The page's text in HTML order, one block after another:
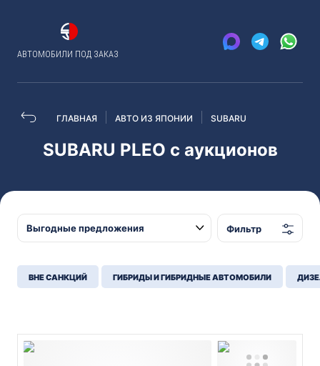
АВТОМОБИЛИ ПОД ЗАКАЗ
ГЛАВНАЯ АВТО ИЗ ЯПОНИИ SUBARU
SUBARU PLEO с аукционов
Фильтр
ВНЕ САНКЦИЙ ГИБРИДЫ И ГИБРИДНЫЕ АВТОМОБИЛИ